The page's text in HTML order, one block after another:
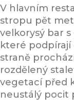
V hlavním
stropu pět
velkorysý bar
které podpírají
straně
rozdělený
vegetací před
neustálý pocit